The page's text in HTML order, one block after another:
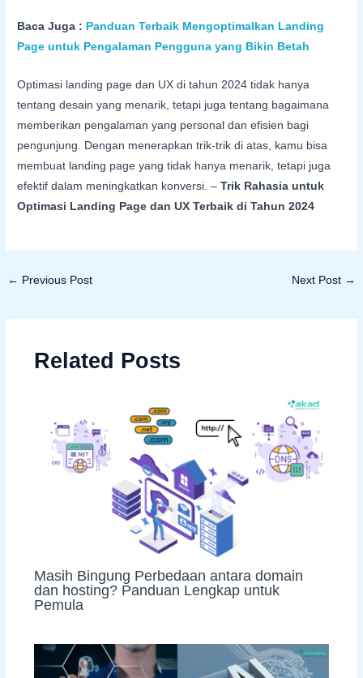
Baca Juga : Panduan Terbaik Mengoptimalkan Landing
Page untuk Pengalaman Pengguna yang Bikin Betah
Optimasi landing page dan UX di tahun 2024 tidak hanya
tentang desain yang menarik, tetapi juga tentang bagaimana
memberikan pengalaman yang personal dan efisien bagi
pengunjung. Dengan menerapkan trik-trik di atas, kamu bisa
membuat landing page yang tidak hanya menarik, tetapi juga
efektif dalam meningkatkan konversi. –Trik Rahasia untuk
Optimasi Landing Page dan UX Terbaik di Tahun 2024
← Previous Post Next Post →
Related Posts
Masih Bingung Perbedaan antara domain
dan hosting? Panduan Lengkap untuk
Pemula